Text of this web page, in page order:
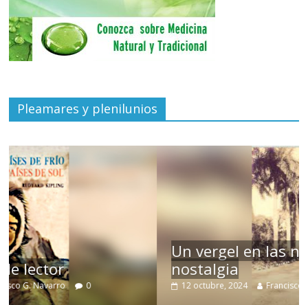
Pleamares y plenilunios
Un vergel en las nieblas de la
nostalgia
12 octubre, 2024 Francisco G. Navarro 0